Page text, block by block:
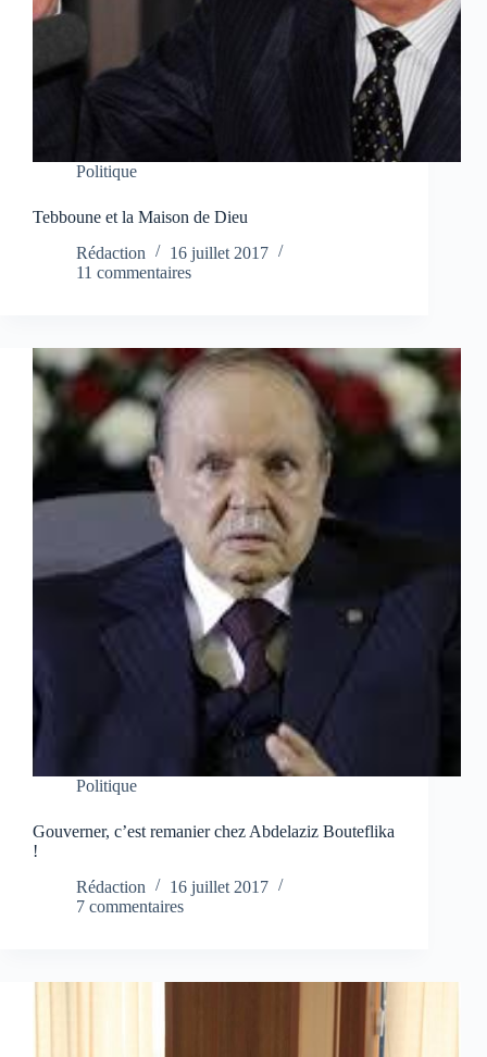
Politique
Tebboune et la Maison de Dieu
Rédaction
16 juillet 2017
11 commentaires
Politique
Gouverner, c’est remanier chez Abdelaziz Bouteflika
!
Rédaction
16 juillet 2017
7 commentaires